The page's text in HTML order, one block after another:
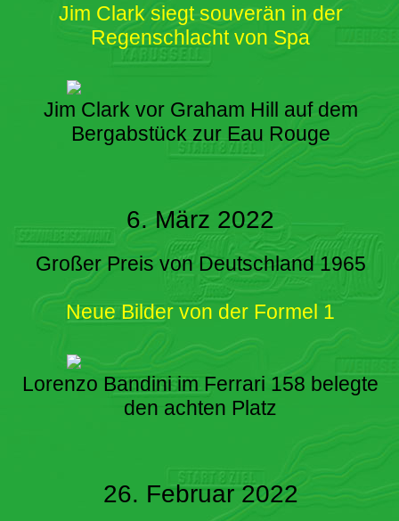
Jim Clark siegt souverän in der
Regenschlacht von Spa
Jim Clark vor Graham Hill auf dem
Bergabstück zur Eau Rouge
6. März 2022
Großer Preis von Deutschland 1965
Neue Bilder von der Formel 1
Lorenzo Bandini im Ferrari 158 belegte
den achten Platz
26. Februar 2022